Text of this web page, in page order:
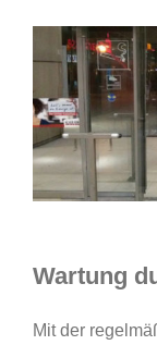
Wartung
Mit der